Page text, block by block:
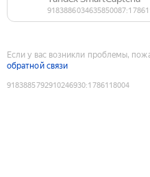
Если у вас возникли проблемы,
обратной связи
9183885792910246930:1786118004